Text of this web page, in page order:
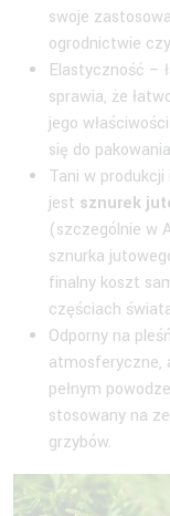
swoje
ogrodnictwie
Elastyczność –
sprawia, że
jego
się do
Tani w
jest sznurek
(szczególnie w
sznurka
finalny koszt
częściach
Odporny na
atmosferyczne,
pełnym
stosowany na
grzybów.